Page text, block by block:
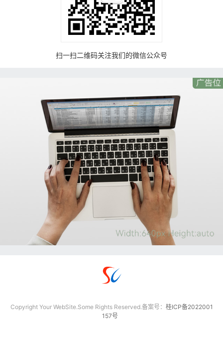
扫一扫二维码关注我们的微信公众号
Copyright Your WebSite.Some Rights Reserved.备案号： 桂ICP备2022001
157号